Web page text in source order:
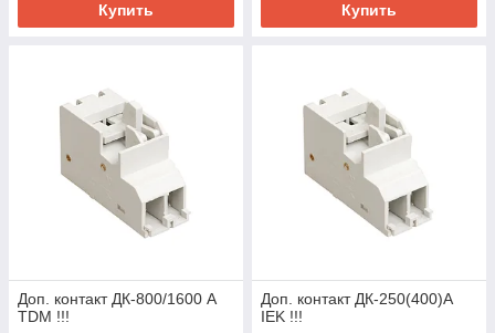
Купить Купить
Доп. контакт ДК-800/1600 А
TDM !!!
Доп. контакт ДК-250(400)А
IEK !!!